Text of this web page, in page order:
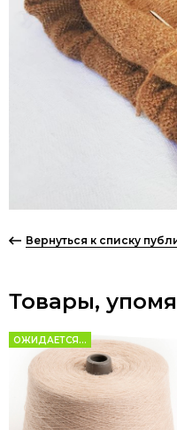
Вернуться к списку
Товары,
ОЖИДАЕТСЯ...